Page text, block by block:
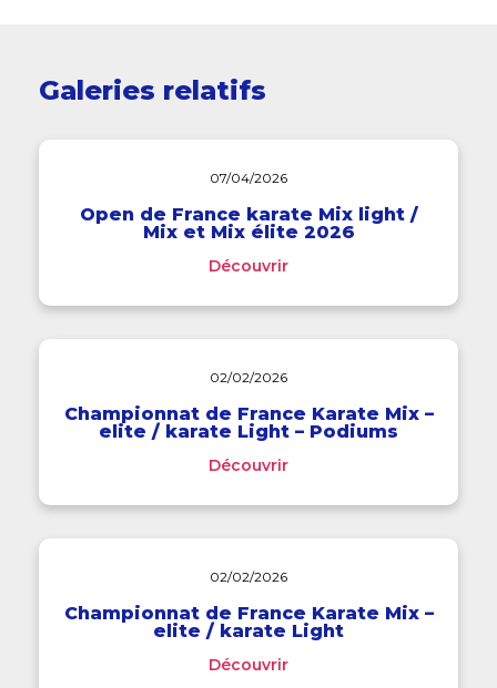
Galeries relatifs
07/04/2026
Open de France karate Mix light /
Mix et Mix élite 2026
Découvrir
02/02/2026
Championnat de France Karate Mix –
elite / karate Light – Podiums
Découvrir
02/02/2026
Championnat de France Karate Mix –
elite / karate Light
Découvrir